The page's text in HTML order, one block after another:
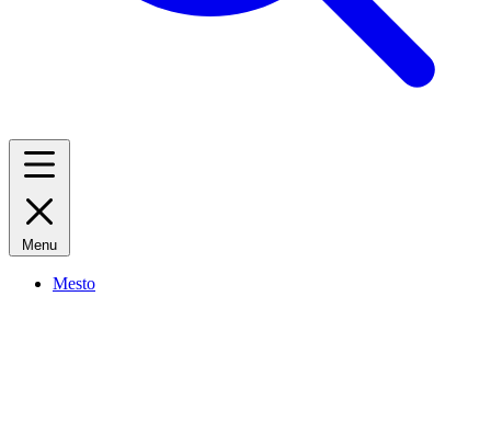
Menu
Mesto